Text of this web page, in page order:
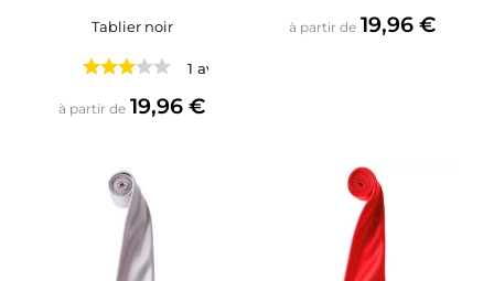
Tablier noir
1 avis
à partir de Prix
19,96 €
à partir de Prix
19,96 €